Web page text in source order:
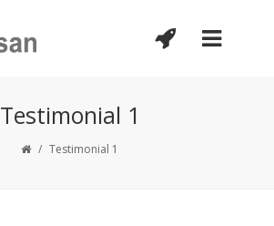
Testimonial 1
/ Testimonial 1